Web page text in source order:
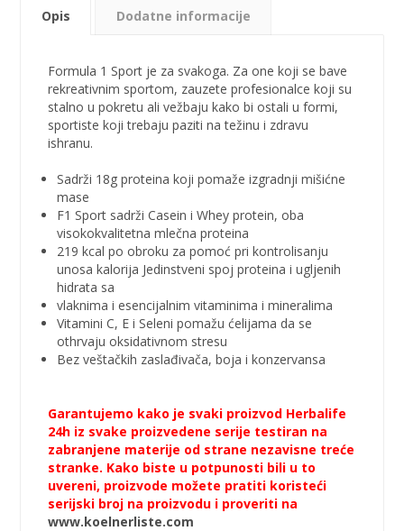
Opis Dodatne informacije
Formula 1 Sport je za svakoga. Za one koji se bave
rekreativnim sportom, zauzete profesionalce koji su
stalno u pokretu ali vežbaju kako bi ostali u formi,
sportiste koji trebaju paziti na težinu i zdravu
ishranu.
Sadrži 18g proteina koji pomaže izgradnji mišićne
mase
F1 Sport sadrži Casein i Whey protein, oba
visokokvalitetna mlečna proteina
219 kcal po obroku za pomoć pri kontrolisanju
unosa kalorija Jedinstveni spoj proteina i ugljenih
hidrata sa
vlaknima i esencijalnim vitaminima i mineralima
Vitamini C, E i Seleni pomažu ćelijama da se
othrvaju oksidativnom stresu
Bez veštačkih zaslađivača, boja i konzervansa
Garantujemo kako je svaki proizvod Herbalife
24h iz svake proizvedene serije testiran na
zabranjene materije od strane nezavisne treće
stranke. Kako biste u potpunosti bili u to
uvereni, proizvode možete pratiti koristeći
serijski broj na proizvodu i proveriti na
www.koelnerliste.com